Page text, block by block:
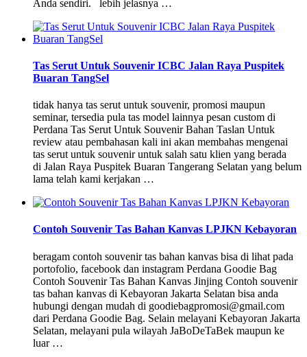
Anda sendiri. lebih jelasnya …
Tas Serut Untuk Souvenir ICBC Jalan Raya Puspitek
Buaran TangSel
tidak hanya tas serut untuk souvenir, promosi maupun
seminar, tersedia pula tas model lainnya pesan custom di
Perdana Tas Serut Untuk Souvenir Bahan Taslan Untuk
review atau pembahasan kali ini akan membahas mengenai
tas serut untuk souvenir untuk salah satu klien yang berada
di Jalan Raya Puspitek Buaran Tangerang Selatan yang belum
lama telah kami kerjakan …
Contoh Souvenir Tas Bahan Kanvas LPJKN Kebayoran
beragam contoh souvenir tas bahan kanvas bisa di lihat pada
portofolio, facebook dan instagram Perdana Goodie Bag
Contoh Souvenir Tas Bahan Kanvas Jinjing Contoh souvenir
tas bahan kanvas di Kebayoran Jakarta Selatan bisa anda
hubungi dengan mudah di goodiebagpromosi@gmail.com
dari Perdana Goodie Bag. Selain melayani Kebayoran Jakarta
Selatan, melayani pula wilayah JaBoDeTaBek maupun ke
luar …